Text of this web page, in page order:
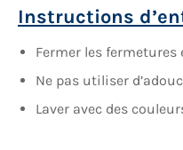
Instructions
Fermer les fermetures
Ne pas utiliser
Laver avec des